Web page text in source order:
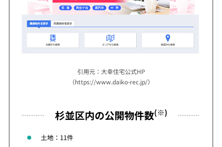
引用元：大幸住宅公式HP
（https://www.daiko-rec.jp/）
杉並区内の公開物件数(※)
土地：11件